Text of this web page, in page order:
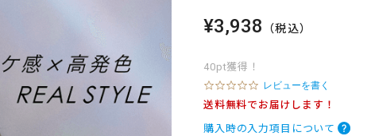
¥3,938 （税込）
40pt獲得！
0
.
0
s
レビューを書く
送料無料でお届けします！
購入時の入力項目について